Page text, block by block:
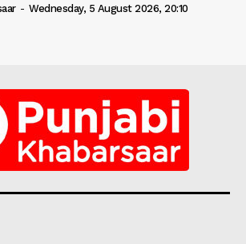
- Wednesday, 5 August 2026, 20:10